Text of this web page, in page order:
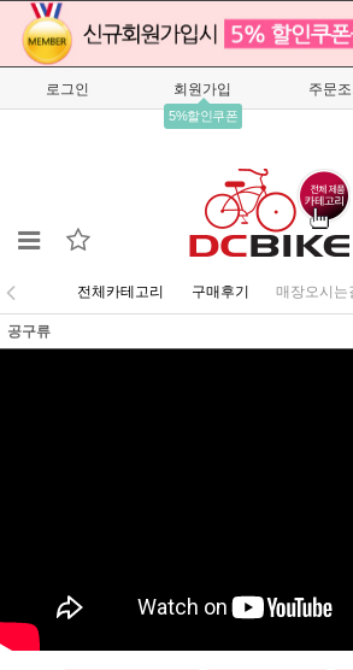
로그인 회원가입
5%할인쿠폰
주문조
전체카테고리 구매후기 매장오시는
공구류